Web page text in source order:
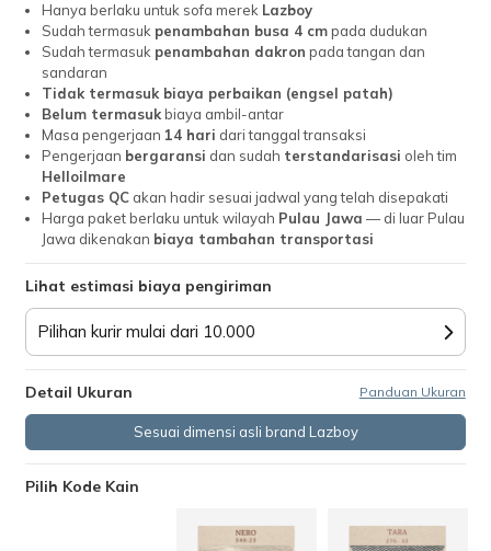
Hanya berlaku untuk sofa merek Lazboy
Sudah termasuk penambahan busa 4 cmpada dudukan
Sudah termasuk penambahan dakron pada tangan dan
sandaran
Tidak termasuk biaya perbaikan (engsel patah)
Belum termasuk biaya ambil-antar
Masa pengerjaan 14 hari dari tanggal transaksi
Pengerjaan bergaransi dan sudah terstandarisasi oleh tim
Helloilmare
Petugas QC akan hadir sesuai jadwal yang telah disepakati
Harga paket berlaku untuk wilayah Pulau Jawa — di luar Pulau
Jawa dikenakan biaya tambahan transportasi
Lihat estimasi biaya pengiriman
Pilihan kurir mulai dari 10.000
Detail Ukuran Panduan Ukuran
Sesuai dimensi asli brand Lazboy
Pilih Kode Kain